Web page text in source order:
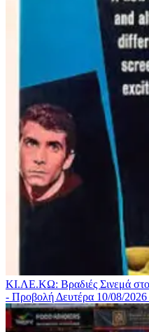
ΚΙ.ΛΕ.ΚΩ: Βραδιές Σινεμά
- Προβολή Δευτέρα 10/08/2026